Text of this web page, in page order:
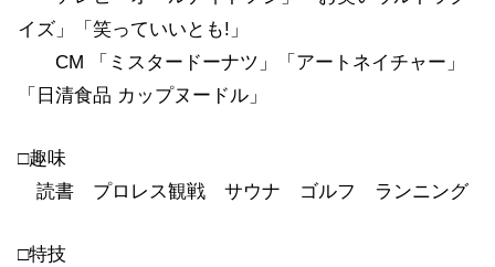
イズ」「笑っていいとも!」
CM 「ミスタードーナツ」「アートネイチャー」
「日清食品 カップヌードル」
□趣味
読書 プロレス観戦 サウナ ゴルフ ランニング
□特技